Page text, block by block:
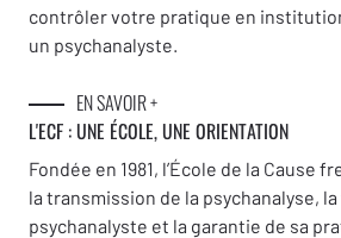
contrôler votre pratique en
un psychanalyste.
EN SAVOIR +
L'ECF : UNE ÉCOLE, UNE ORIENTATION
Fondée en 1981, l’École de la Cause
la transmission de la psychanalyse,
psychanalyste et la garantie de sa